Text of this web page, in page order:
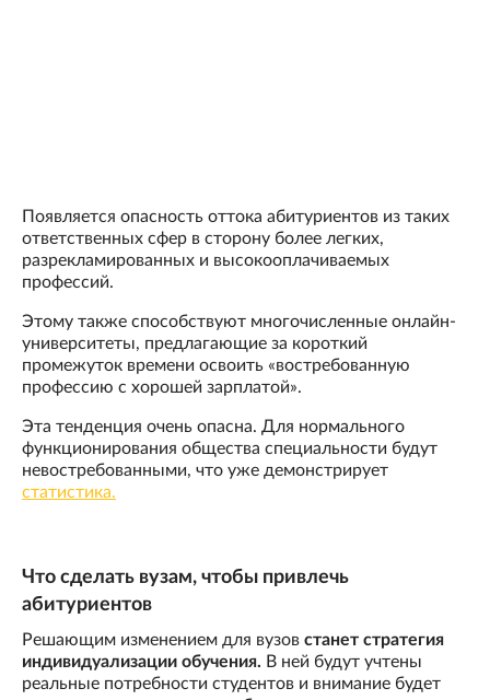
Появляется опасность оттока абитуриентов из таких
ответственных сфер в сторону более легких,
разрекламированных и высокооплачиваемых
профессий.
Этому также способствуют многочисленные онлайн-
университеты, предлагающие за короткий
промежуток времени освоить «востребованную
профессию с хорошей зарплатой».
Эта тенденция очень опасна. Для нормального
функционирования общества специальности будут
невостребованными, что уже демонстрирует
статистика.
Что сделать вузам, чтобы привлечь
абитуриентов
Решающим изменением для вузов станет стратегия
индивидуализации обучения. В ней будут учтены
реальные потребности студентов и внимание будет